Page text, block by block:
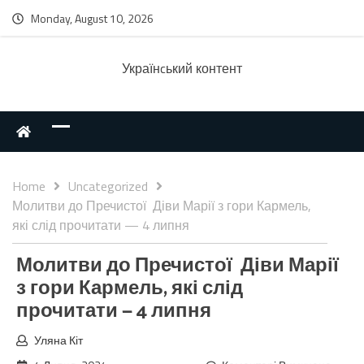
Monday, August 10, 2026
Українcький контент
Home
Uncategorized
Молитви до Пречистої Діви Марії з гори Кармель,
які слід прочитати — 4 липня
Молитви до Пречистої Діви Марії
з гори Кармель, які слід
прочитати — 4 липня
Уляна Кіт